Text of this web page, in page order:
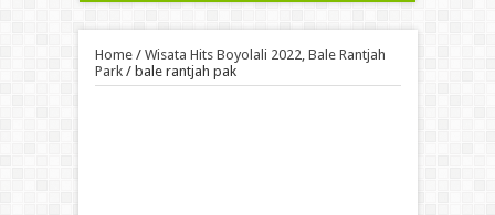
Home/ Wisata Hits Boyolali 2022, Bale Rantjah
Park/ bale rantjah pak